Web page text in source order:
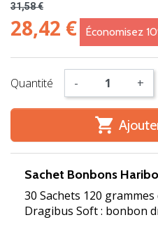
31,58 €
28,42 € Économisez
Quantité - +

Sachet Bonbons
30 Sachets 120
Dragibus Soft : bonbon